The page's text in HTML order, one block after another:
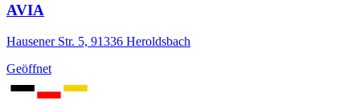
AVIA
Hausener Str. 5, 91336 Heroldsbach
Geöffnet